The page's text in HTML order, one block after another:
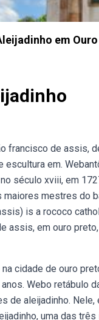
em
francisco de assis,
escultura em.
século xviii, em
maiores mestres do
is a rococo
assis, em ouro
cidade de ouro
Webo retábulo
de aleijadinho.
uma das